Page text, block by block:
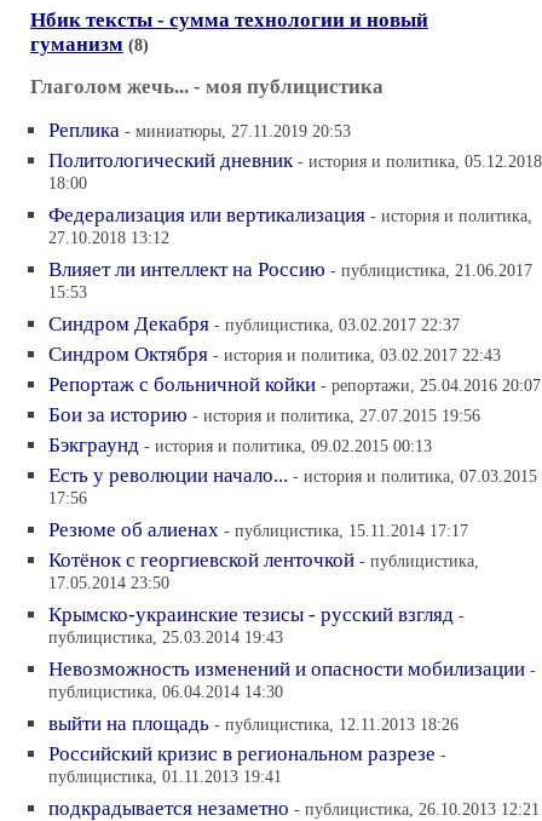
Нбик тексты - сумма технологии и новый
гуманизм (8)
Глаголом жечь... - моя публицистика
Реплика - миниатюры, 27.11.2019 20:53
Политологический дневник - история и политика, 05.12.2018
18:00
Федерализация или вертикализация - история и политика,
27.10.2018 13:12
Влияет ли интеллект на Россию - публицистика, 21.06.2017
15:53
Синдром Декабря - публицистика, 03.02.2017 22:37
Синдром Октября - история и политика, 03.02.2017 22:43
Репортаж с больничной койки - репортажи, 25.04.2016 20:07
Бои за историю - история и политика, 27.07.2015 19:56
Бэкграунд - история и политика, 09.02.2015 00:13
Есть у революции начало... - история и политика, 07.03.2015
17:56
Резюме об алиенах - публицистика, 15.11.2014 17:17
Котёнок с георгиевской ленточкой - публицистика,
17.05.2014 23:50
Крымско-украинские тезисы - русский взгляд -
публицистика, 25.03.2014 19:43
Невозможность изменений и опасности мобилизации -
публицистика, 06.04.2014 14:30
выйти на площадь - публицистика, 12.11.2013 18:26
Российский кризис в региональном разрезе -
публицистика, 01.11.2013 19:41
подкрадывается незаметно - публицистика, 26.10.2013 12:21